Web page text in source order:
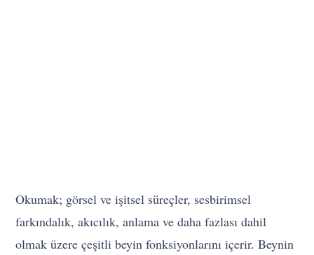
Okumak; görsel ve işitsel süreçler, sesbirimsel
farkındalık, akıcılık, anlama ve daha fazlası dahil
olmak üzere çeşitli beyin fonksiyonlarını içerir. Beynin